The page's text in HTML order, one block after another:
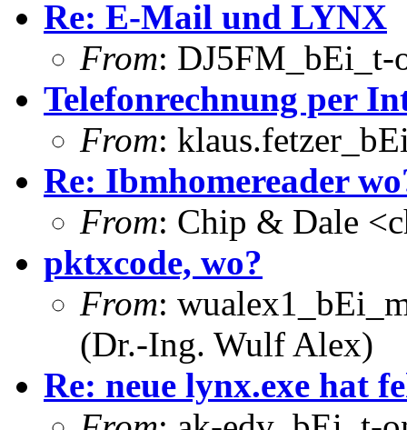
Re: E-Mail und LYNX
From: DJ5FM_bEi_t-
Telefonrechnung per
From:
Re: Ibmhomereader
From: Chip & Dale
pktxcode, wo?
From:
(Dr.-Ing. Wulf Alex)
Re: neue lynx.exe hat